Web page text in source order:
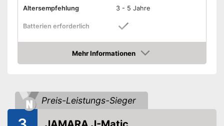
Altersempfehlung
3 - 5 Jahre
Batterien erforderlich
Material
Metall
Maße
15,8 x 19,7 x 41,3 cm
Outdoor
Mehr Informationen
Amazon
Preis-Leistungs-Sieger